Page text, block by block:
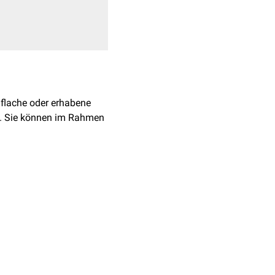
oder erhabene
können im Rahmen
and an Osler's node